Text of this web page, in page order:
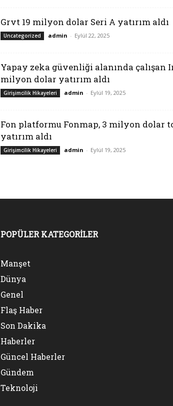
Grvt 19 milyon dolar Seri A yatırım aldı
Uncategorized admin - Eylül 22, 2025
Yapay zeka güvenliği alanında çalışan
milyon dolar yatırım aldı
Girişimcilik Hikayeleri admin - Eylül 19, 2025
Fon platformu Fonmap, 3 milyon dolar
yatırım aldı
Girişimcilik Hikayeleri admin - Eylül 19, 2025
POPÜLER KATEGORİLER
Manşet
Dünya
Genel
Flaş Haber
Son Dakika
Haberler
Güncel Haberler
Gündem
Teknoloji